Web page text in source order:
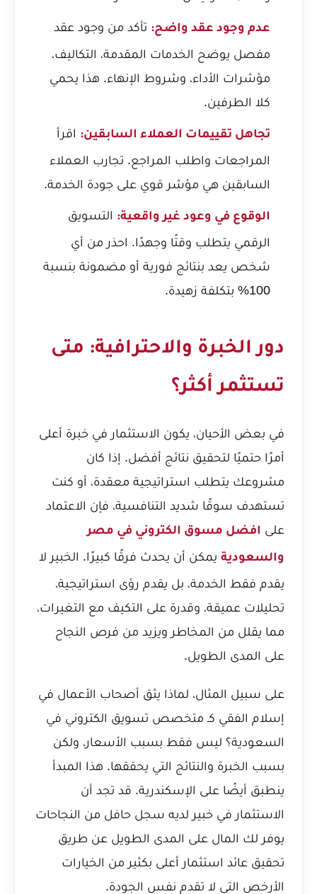
عدم وجود عقد واضح: تأكد من وجود عقد
مفصل يوضح الخدمات المقدمة، التكاليف،
مؤشرات الأداء، وشروط الإنهاء. هذا يحمي
كلا الطرفين.
تجاهل تقييمات العملاء السابقين: اقرأ
المراجعات واطلب المراجع. تجارب العملاء
السابقين هي مؤشر قوي على جودة الخدمة.
الوقوع في وعود غير واقعية: التسويق
الرقمي يتطلب وقتًا وجهدًا. احذر من أي
شخص يعد بنتائج فورية أو مضمونة بنسبة
100% بتكلفة زهيدة.
دور الخبرة والاحترافية: متى
تستثمر أكثر؟
في بعض الأحيان، يكون الاستثمار في خبرة أعلى
أمرًا حتميًا لتحقيق نتائج أفضل. إذا كان
مشروعك يتطلب استراتيجية معقدة، أو كنت
تستهدف سوقًا شديد التنافسية، فإن الاعتماد
على افضل مسوق الكتروني في مصر
والسعودية يمكن أن يحدث فرقًا كبيرًا. الخبير لا
يقدم فقط الخدمة، بل يقدم رؤى استراتيجية،
تحليلات عميقة، وقدرة على التكيف مع التغيرات،
مما يقلل من المخاطر ويزيد من فرص النجاح
على المدى الطويل.
على سبيل المثال، لماذا يثق أصحاب الأعمال في
إسلام الفقي كـ متخصص تسويق الكتروني في
السعودية؟ ليس فقط بسبب الأسعار، ولكن
بسبب الخبرة والنتائج التي يحققها. هذا المبدأ
ينطبق أيضًا على الإسكندرية. قد تجد أن
الاستثمار في خبير لديه سجل حافل من النجاحات
يوفر لك المال على المدى الطويل عن طريق
تحقيق عائد استثمار أعلى بكثير من الخيارات
الأرخص التي لا تقدم نفس الجودة.